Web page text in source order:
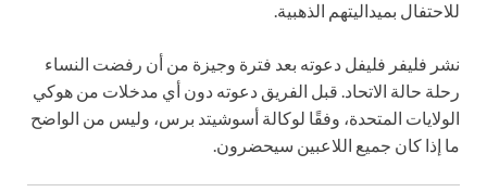
للاحتفال بميداليتهم الذهبية.
نشر فليفر فليفل دعوته بعد فترة وجيزة من أن رفضت النساء
رحلة حالة الاتحاد. قبل الفريق دعوته دون أي مدخلات من هوكي
الولايات المتحدة، وفقًا لوكالة أسوشيتد برس، وليس من الواضح
ما إذا كان جميع اللاعبين سيحضرون.